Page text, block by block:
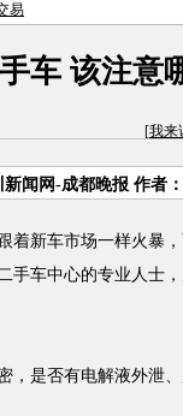
易
车 该注意
[我来
新闻网-成都晚报 作者
着新车市场一样火暴
手车中心的专业人士
是否有电解液外泄、